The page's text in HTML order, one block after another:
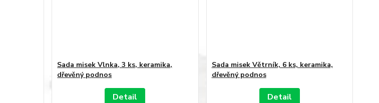
Sada misek Vlnka, 3 ks, keramika,
dřevěný podnos
Detail
Sada misek Větrník, 6 ks, keramika,
dřevěný podnos
Detail